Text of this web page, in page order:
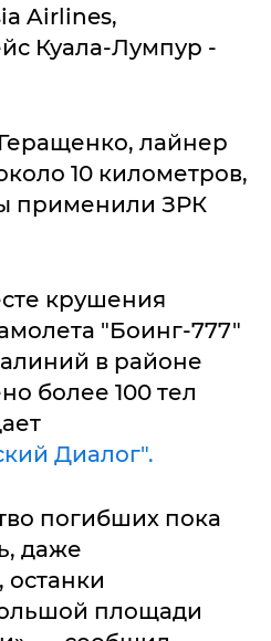
Airlines,
Куала-Лумпур -
лайнер
10 километров,
применили ЗРК
крушения
"Боинг-777"
в районе
более 100 тел
Диалог".
погибших пока
даже
площади